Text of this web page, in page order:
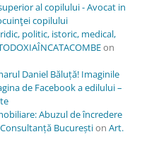
al copilului - Avocat in
copilului
politic, istoric, medical,
on
Daniel Băluță! Imaginile
de Facebook a edilului –
Abuzul de încredere
Bucureștion Art.